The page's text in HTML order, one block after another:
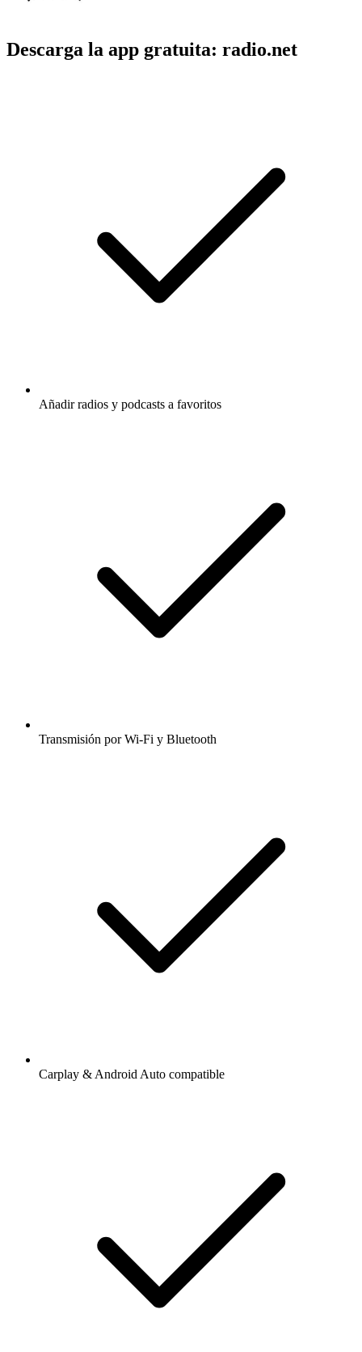
Descarga la app gratuita: radio.net
Añadir radios y podcasts a favoritos
Transmisión por Wi-Fi y Bluetooth
Carplay & Android Auto compatible